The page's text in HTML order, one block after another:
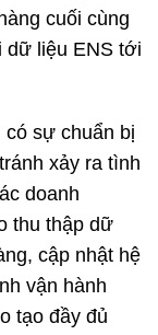
cuối cùng
dữ liệu ENS tới
có sự chuẩn bị
xảy ra tình
doanh
thu thập dữ
cập nhật hệ
vận hành
tạo đầy đủ